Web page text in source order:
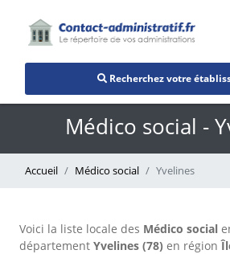
Recherchez votre
Médico social -
Accueil Médico social Yvelines
Voici la liste locale des Médico social
département Yvelines (78) en région